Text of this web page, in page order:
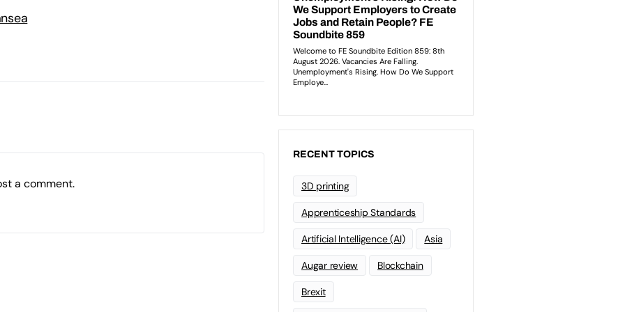
a comment.
RECENT TOPICS
3D printing
Apprenticeship Standards
Artificial Intelligence (AI) Asia
Augar review Blockchain
Brexit